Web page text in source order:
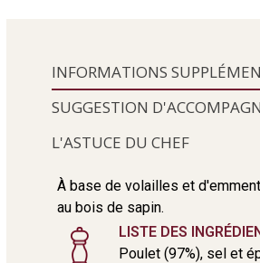
INFORMATIONS
SUGGESTION
L'ASTUCE DU CHEF
À base de volailles et
au bois de sapin.
LISTE DES
Poulet (97%), sel et